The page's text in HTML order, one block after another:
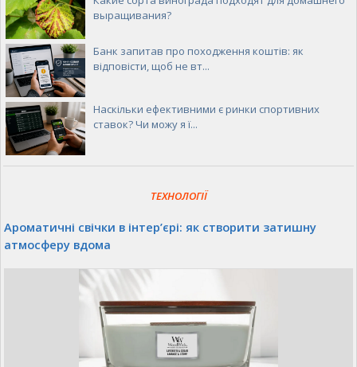
выращивания?
Банк запитав про походження коштів: як
відповісти, щоб не вт...
Наскільки ефективними є ринки спортивних
ставок? Чи можу я ї...
ТЕХНОЛОГІЇ
Ароматичні свічки в інтер’єрі: як створити затишну
атмосферу вдома